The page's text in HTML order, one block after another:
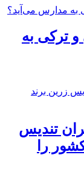
ترکی به
تندیس
را